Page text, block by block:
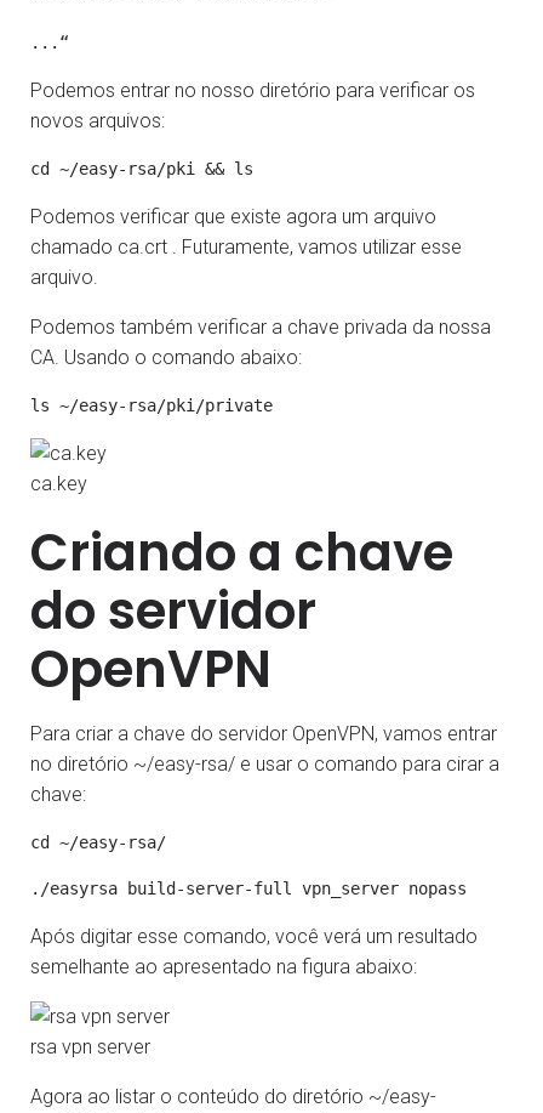
...“
Podemos entrar no nosso diretório para verificar os
novos arquivos:
Podemos verificar que existe agora um arquivo
chamado ca.crt . Futuramente, vamos utilizar esse
arquivo.
Podemos também verificar a chave privada da nossa
CA. Usando o comando abaixo:
ca.key
Criando a chave
do servidor
OpenVPN
Para criar a chave do servidor OpenVPN, vamos entrar
no diretório ~/easy-rsa/ e usar o comando para cirar a
chave:
Após digitar esse comando, você verá um resultado
semelhante ao apresentado na figura abaixo:
rsa vpn server
Agora ao listar o conteúdo do diretório ~/easy-